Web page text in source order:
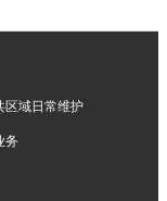
区域日常维护
务